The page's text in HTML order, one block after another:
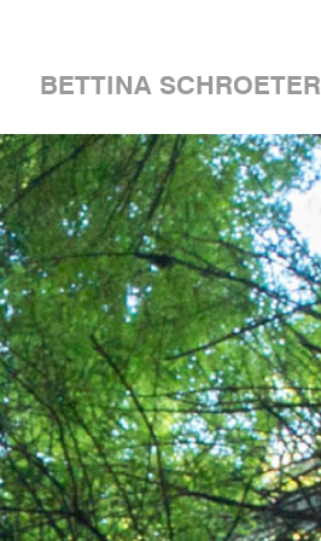
BETTINA SCHROETER